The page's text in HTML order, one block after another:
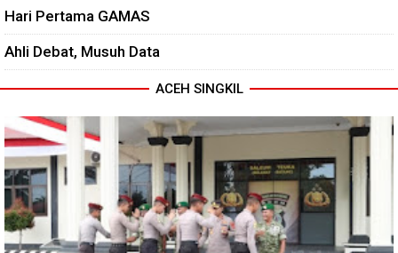
Hari Pertama GAMAS
Ahli Debat, Musuh Data
ACEH SINGKIL